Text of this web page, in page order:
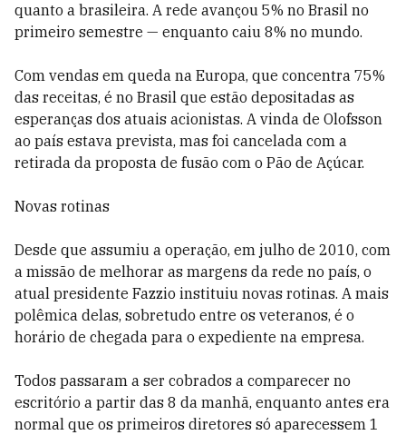
quanto a brasileira. A rede avançou 5% no Brasil no
primeiro semestre — enquanto caiu 8% no mundo.
Com vendas em queda na Europa, que concentra 75%
das receitas, é no Brasil que estão depositadas as
esperanças dos atuais acionistas. A vinda de Olofsson
ao país estava prevista, mas foi cancelada com a
retirada da proposta de fusão com o Pão de Açúcar.
Novas rotinas
Desde que assumiu a operação, em julho de 2010, com
a missão de melhorar as margens da rede no país, o
atual presidente Fazzio instituiu novas rotinas. A mais
polêmica delas, sobretudo entre os veteranos, é o
horário de chegada para o expediente na empresa.
Todos passaram a ser cobrados a comparecer no
escritório a partir das 8 da manhã, enquanto antes era
normal que os primeiros diretores só aparecessem 1